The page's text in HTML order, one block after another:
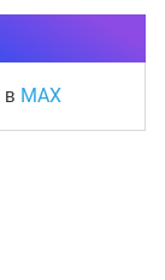
в MAX